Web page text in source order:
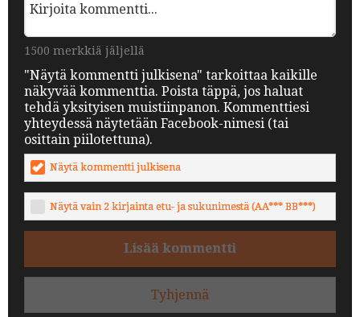
1500 merkkiä jäljellä
"Näytä kommentti julkisena" tarkoittaa kaikille
näkyvää kommenttia. Poista täppä, jos haluat
tehdä yksityisen muistiinpanon. Kommenttiesi
yhteydessä näytetään Facebook-nimesi (tai
osittain piilotettuna).
Näytä kommentti julkisena
Näytä vain 2 kirjainta etu- ja sukunimestä (AA*** BB***)
Lisää kommentti
Tyhjennä